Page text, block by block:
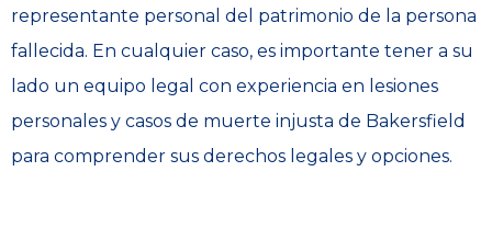
representante personal del patrimonio de la persona
fallecida. En cualquier caso, es importante tener a su
lado un equipo legal con experiencia en lesiones
personales y casos de muerte injusta de Bakersfield
para comprender sus derechos legales y opciones.